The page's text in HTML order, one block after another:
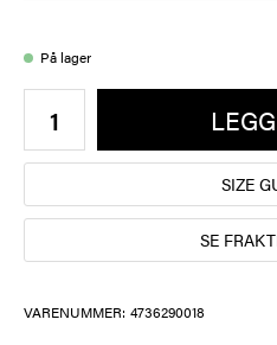
På lager
SIZE
SE
VARENUMMER: 4736290018